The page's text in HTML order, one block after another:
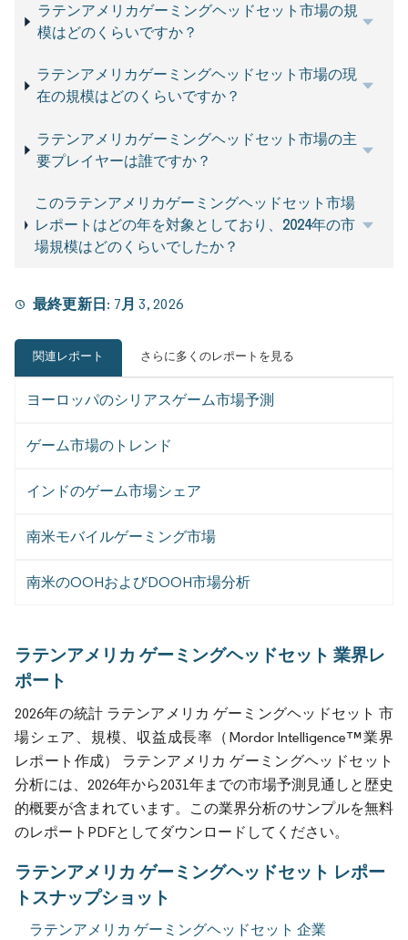
ラテンアメリカゲーミングヘッドセット市場の規
模はどのくらいですか？
ラテンアメリカゲーミングヘッドセット市場の現
在の規模はどのくらいですか？
ラテンアメリカゲーミングヘッドセット市場の主
要プレイヤーは誰ですか？
このラテンアメリカゲーミングヘッドセット市場
レポートはどの年を対象としており、2024年の市
場規模はどのくらいでしたか？
最終更新日: 7月 3, 2026
関連レポート さらに多くのレポートを見る
ヨーロッパのシリアスゲーム市場予測
ゲーム市場のトレンド
インドのゲーム市場シェア
南米モバイルゲーミング市場
南米のOOHおよびDOOH市場分析
ラテンアメリカ ゲーミングヘッドセット 業界レ
ポート
2026年の統計 ラテンアメリカ ゲーミングヘッドセット 市
場シェア、規模、収益成長率（Mordor Intelligence™業界
レポート作成） ラテンアメリカ ゲーミングヘッドセット
分析には、2026年から2031年までの市場予測見通しと歴史
的概要が含まれています。この業界分析のサンプルを無料
のレポートPDFとしてダウンロードしてください。
ラテンアメリカ ゲーミングヘッドセット レポー
トスナップショット
ラテンアメリカ ゲーミングヘッドセット 企業